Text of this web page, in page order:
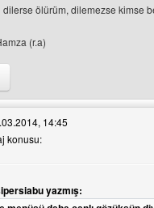
dilerse ölürüm, dilemezse kimse
(r.a)
web sitesini ziyaret et:
14:45
konusu:
yazmış: